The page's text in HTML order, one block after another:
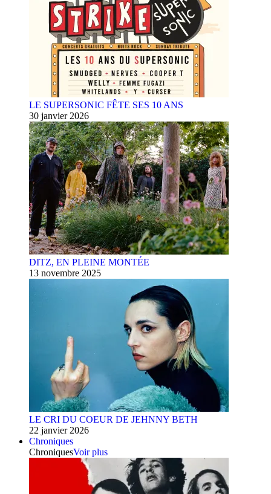
LE SUPERSONIC FÊTE SES 10 ANS
30 janvier 2026
DITZ, EN PLEINE MONTÉE
13 novembre 2025
LE CRI DU COEUR DE JEHNNY BETH
22 janvier 2026
Chroniques
ChroniquesVoir plus